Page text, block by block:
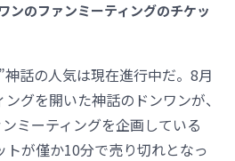
ンのファンミーティングのチケッ
話の人気は現在進行中だ。8月
グを開いた神話のドンワンが、
ミーティングを企画している
が僅か10分で売り切れとなっ